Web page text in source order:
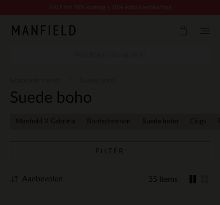
Suede boho
Manfield X Gabriela Bootschoenen Suede boho Clogs
FILTER
35 Items
Aanbevolen